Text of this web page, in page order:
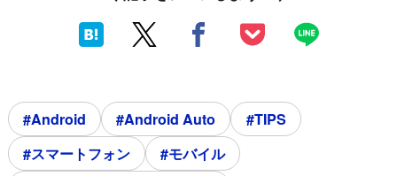
#Android #Android Auto
#TIPS
#スマートフォン
#モバイル